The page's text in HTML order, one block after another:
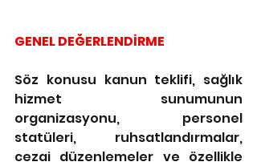
GENEL DEĞERLENDİRME
Söz konusu kanun teklifi, sağlık
hizmet sunumunun
organizasyonu, personel
statüleri, ruhsatlandırmalar,